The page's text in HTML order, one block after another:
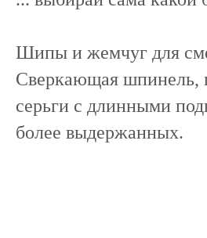
Шипы и жемчуг для
Сверкающая шпинель,
серьги с длинными
более выдержанных.